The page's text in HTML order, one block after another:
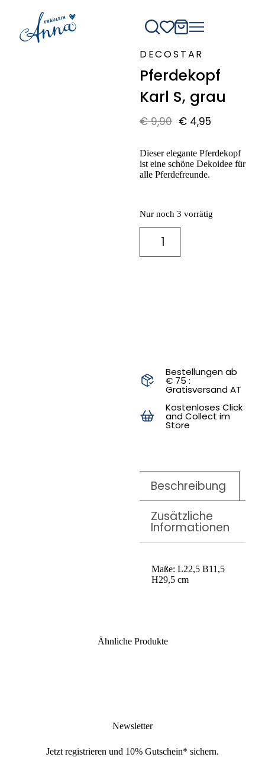
DECOSTAR
Pferdekopf
Karl S, grau
€9,90 €4,95
Dieser elegante Pferdekopf
ist eine schöne Dekoidee für
alle Pferdefreunde.
Nur noch 3 vorrätig
Bestellungen ab
€ 75 :
Gratisversand AT
Kostenloses Click
and Collect im
Store
Beschreibung
Zusätzliche
Informationen
Maße: L22,5 B11,5
H29,5 cm
Ähnliche Produkte
Newsletter
Jetzt registrieren und 10% Gutschein* sichern.